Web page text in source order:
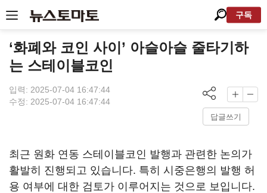
구독
‘화폐와 코인 사이’ 아슬아슬 줄타기하
는 스테이블코인
입력: 2025-07-04 16:47:44
수정: 2025-07-04 16:47:44
답글쓰기
최근 원화 연동 스테이블코인 발행과 관련한 논의가
활발히 진행되고 있습니다. 특히 시중은행의 발행 허
용 여부에 대한 검토가 이루어지는 것으로 보입니다.